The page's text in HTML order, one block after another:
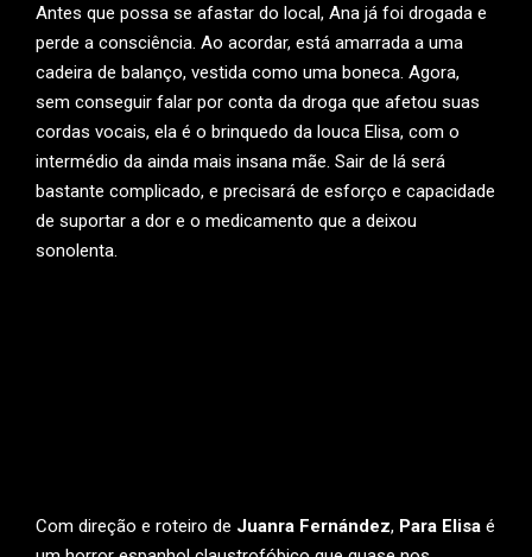
Antes que possa se afastar do local, Ana já foi drogada e
perde a consciência. Ao acordar, está amarrada a uma
cadeira de balanço, vestida como uma boneca. Agora,
sem conseguir falar por conta da droga que afetou suas
cordas vocais, ela é o brinquedo da louca Elisa, com o
intermédio da ainda mais insana mãe. Sair de lá será
bastante complicado, e precisará de esforço e capacidade
de suportar a dor e o medicamento que a deixou
sonolenta.
Com direção e roteiro de Juanra Fernández, Para Elisa é